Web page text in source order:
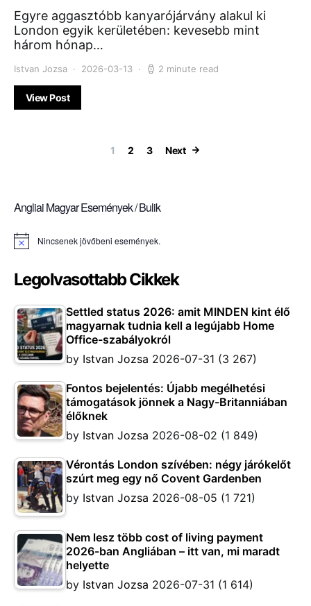
Egyre aggasztóbb kanyarójárvány alakul ki
London egyik kerületében: kevesebb mint
három hónap…
Istvan Jozsa 2026-03-13 2 minute read
View Post
Bejegyzések
1 2 3 Next
Angliai Magyar Események / Bulik
Notice Nincsenek jövőbeni események.
Legolvasottabb Cikkek
Settled status 2026: amit MINDEN kint élő
magyarnak tudnia kell a legújabb Home
Office-szabályokról
by Istvan Jozsa 2026-07-31 (3 267)
Fontos bejelentés: Újabb megélhetési
támogatások jönnek a Nagy-Britanniában
élőknek
by Istvan Jozsa 2026-08-02 (1 849)
Vérontás London szívében: négy járókelőt
szúrt meg egy nő Covent Gardenben
by Istvan Jozsa 2026-08-05 (1 721)
Nem lesz több cost of living payment
2026-ban Angliában – itt van, mi maradt
helyette
by Istvan Jozsa 2026-07-31 (1 614)